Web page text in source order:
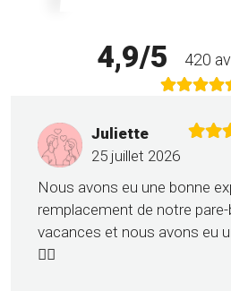
4,9/5 420
Juliette
25 juillet 2026
Nous avons eu une bonne
remplacement de notre
vacances et nous avons eu
👍🏼